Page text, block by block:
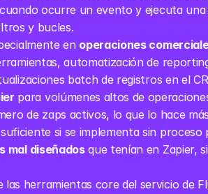
ocurre un evento y ejecuta
y bucles.
en operaciones
automatización de
batch de registros en el
para volúmenes altos de
de zaps activos, lo que lo hace
si se implementa sin proceso
mal diseñados que tenían en Zapier,
las herramientas core del servicio de